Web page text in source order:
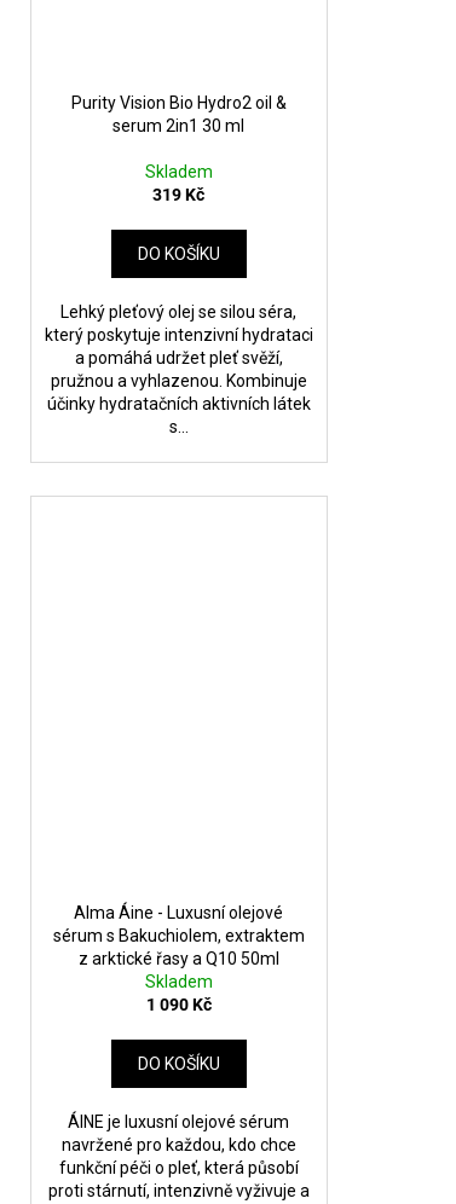
Purity Vision Bio Hydro2 oil &
serum 2in1 30 ml
Skladem
319 Kč
DO KOŠÍKU
Lehký pleťový olej se silou séra,
který poskytuje intenzivní hydrataci
a pomáhá udržet pleť svěží,
pružnou a vyhlazenou. Kombinuje
účinky hydratačních aktivních látek
s...
Alma Áine - Luxusní olejové
sérum s Bakuchiolem, extraktem
z arktické řasy a Q10 50ml
Skladem
1 090 Kč
DO KOŠÍKU
ÁINE je luxusní olejové sérum
navržené pro každou, kdo chce
funkční péči o pleť, která působí
proti stárnutí, intenzivně vyživuje a